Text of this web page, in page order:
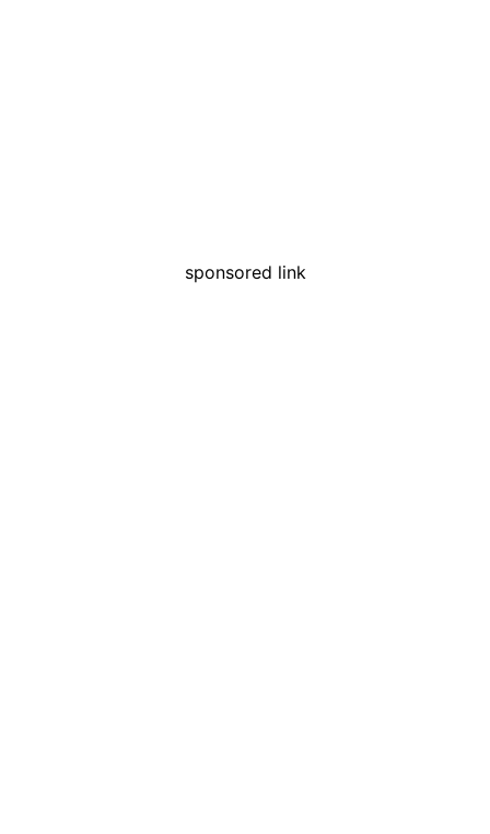
sponsored link